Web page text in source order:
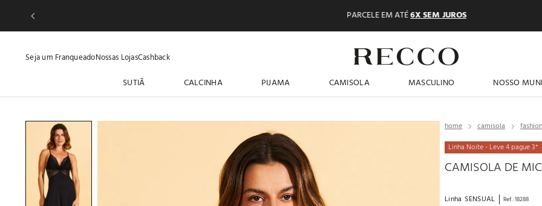
PARCELE EM ATÉ6X SEM JUROS
Seja um FranqueadoNossas LojasCashback
SUTIÃ CALCINHA PIJAMA CAMISOLA MASCULINO NOSSO
camisola fashion
Linha Noite - Leve 4 pague 3*
CAMISOLA DE
Linha SENSUAL Ref.:18288
TERMOS MAIS BUSCADOS
5º
6º